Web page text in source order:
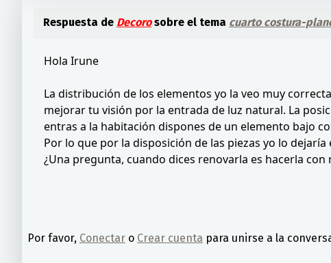
Respuesta de Decorosobre el tema cuarto costura-
Hola Irune
La distribución de los elementos yo la veo muy
mejorar tu visión por la entrada de luz natural. La
entras a la habitación dispones de un elemento bajo
Por lo que por la disposición de las piezas yo lo dejaría
¿Una pregunta, cuando dices renovarla es hacerla
Por favor, Conectar o Crear cuenta para unirse a la